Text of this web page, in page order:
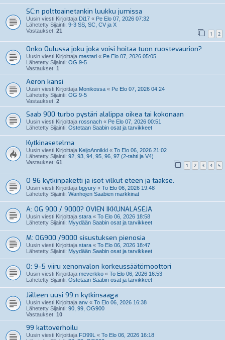
SC:n polttoainetankin luukku jumissa
Uusin viesti Kirjoittaja Di17 « Pe Elo 07, 2026 07:32
Lähetetty Sijainti: 9-3 SS, SC, CV ja X
Vastaukset: 21 1 2
Onko Oulussa joku joka voisi hoitaa tuon ruostevaurion?
Uusin viesti Kirjoittaja mestari « Pe Elo 07, 2026 05:05
Lähetetty Sijainti: OG 9-5
Vastaukset: 1
Aeron kansi
Uusin viesti Kirjoittaja Monikossa « Pe Elo 07, 2026 04:24
Lähetetty Sijainti: OG 9-5
Vastaukset: 2
Saab 900 turbo pystäri alalippa oikea tai kokonaan
Uusin viesti Kirjoittaja rossnach « Pe Elo 07, 2026 00:51
Lähetetty Sijainti: Ostetaan Saabin osat ja tarvikkeet
Kytkinasetelma
Uusin viesti Kirjoittaja KeijoAnnikki « To Elo 06, 2026 21:02
Lähetetty Sijainti: 92, 93, 94, 95, 96, 97 (2-tahti ja V4)
Vastaukset: 61 1 2 3 4 5
O 96 kytkinpaketti ja isot vilkut eteen ja taakse.
Uusin viesti Kirjoittaja bgyury « To Elo 06, 2026 19:48
Lähetetty Sijainti: Wanhojen Saabien markkinat
A: OG 900 / 9000? OVIEN IKKUNALASEJA
Uusin viesti Kirjoittaja stara « To Elo 06, 2026 18:58
Lähetetty Sijainti: Myydään Saabin osat ja tarvikkeet
M: OG900 /9000 sisustuksen pienosia
Uusin viesti Kirjoittaja stara « To Elo 06, 2026 18:47
Lähetetty Sijainti: Myydään Saabin osat ja tarvikkeet
O: 9-5 viiru xenonvalon korkeussäätömoottori
Uusin viesti Kirjoittaja meverkko « To Elo 06, 2026 16:53
Lähetetty Sijainti: Ostetaan Saabin osat ja tarvikkeet
Jälleen uusi 99:n kytkinsaaga
Uusin viesti Kirjoittaja anv « To Elo 06, 2026 16:38
Lähetetty Sijainti: 90, 99, OG900
Vastaukset: 10
99 kattoverhoilu
Uusin viesti Kirjoittaja FD99L « To Elo 06, 2026 16:18